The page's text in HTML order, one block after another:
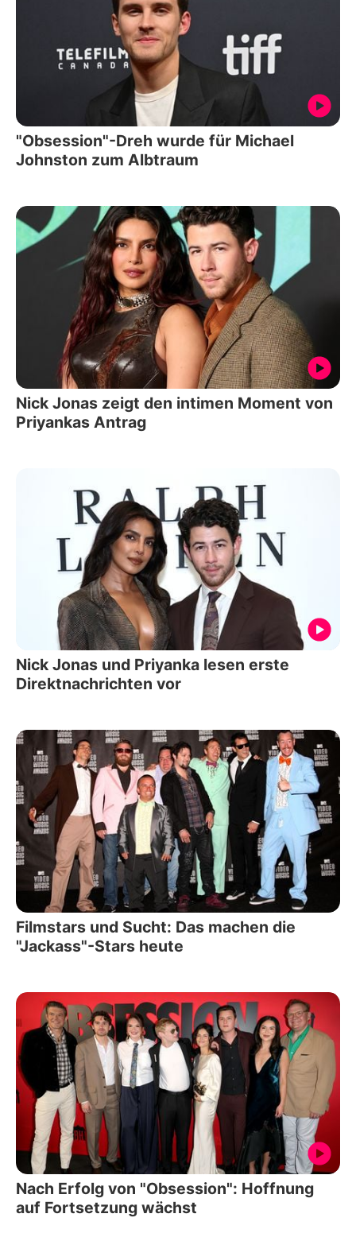
"Obsession"-Dreh wurde für Michael
Johnston zum Albtraum
Nick Jonas zeigt den intimen Moment von
Priyankas Antrag
Nick Jonas und Priyanka lesen erste
Direktnachrichten vor
Filmstars und Sucht: Das machen die
"Jackass"-Stars heute
Nach Erfolg von "Obsession": Hoffnung
auf Fortsetzung wächst